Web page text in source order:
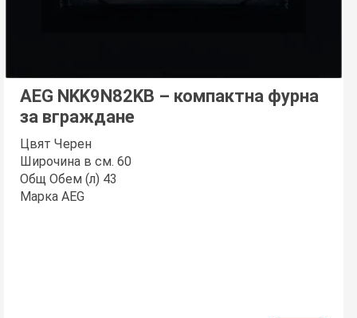
AEG NKK9N82KB – компактна фурна
за вграждане
Цвят Черен
Широчина в см. 60
Общ Обем (л) 43
Марка AEG